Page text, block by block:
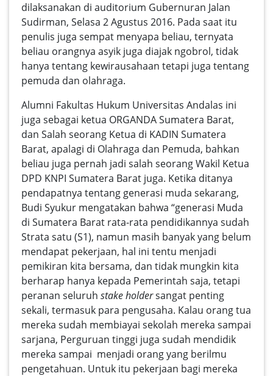
dilaksanakan di auditorium Gubernuran Jalan
Sudirman, Selasa 2 Agustus 2016. Pada saat itu
penulis juga sempat menyapa beliau, ternyata
beliau orangnya asyik juga diajak ngobrol, tidak
hanya tentang kewirausahaan tetapi juga tentang
pemuda dan olahraga.
Alumni Fakultas Hukum Universitas Andalas ini
juga sebagai ketua ORGANDASumatera Barat,
dan Salah seorang Ketua di KADIN Sumatera
Barat, apalagi di Olahraga dan Pemuda, bahkan
beliau juga pernah jadi salah seorang Wakil Ketua
DPD KNPI Sumatera Barat juga. Ketika ditanya
pendapatnya tentang generasi muda sekarang,
Budi Syukur mengatakan bahwa “generasi Muda
di Sumatera Barat rata-rata pendidikannya sudah
Strata satu (S1), namun masih banyak yang belum
mendapat pekerjaan, hal ini tentu menjadi
pemikiran kita bersama, dan tidak mungkin kita
berharap hanya kepada Pemerintah saja, tetapi
peranan seluruh stake holdersangat penting
sekali, termasuk para pengusaha. Kalau orang tua
mereka sudah membiayai sekolah mereka sampai
sarjana, Perguruan tinggi juga sudah mendidik
mereka sampai menjadi orang yang berilmu
pengetahuan. Untuk itu pekerjaan bagi mereka